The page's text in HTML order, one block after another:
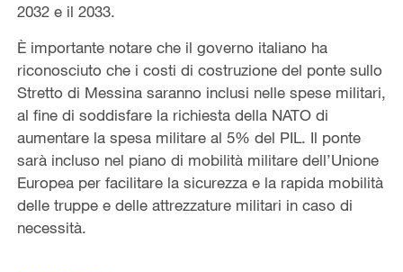
2032 e il 2033.
È importante notare che il governo italiano ha
riconosciuto che i costi di costruzione del ponte sullo
Stretto di Messina saranno inclusi nelle spese militari,
al fine di soddisfare la richiesta della NATO di
aumentare la spesa militare al 5% del PIL. Il ponte
sarà incluso nel piano di mobilità militare dell’Unione
Europea per facilitare la sicurezza e la rapida mobilità
delle truppe e delle attrezzature militari in caso di
necessità.